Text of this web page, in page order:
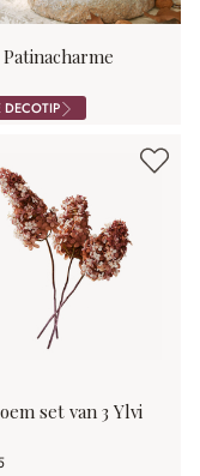
DECOTIP
Patinacharme
set van 3 Ylvi